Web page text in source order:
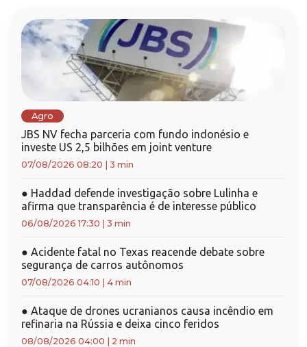
Agro
JBS NV fecha parceria com fundo indonésio e
investe US 2,5 bilhões em joint venture
07/08/2026 08:20 3 min
● Haddad defende investigação sobre Lulinha e
afirma que transparência é de interesse público
06/08/2026 17:30 3 min
● Acidente fatal no Texas reacende debate sobre
segurança de carros autônomos
07/08/2026 04:10 4 min
● Ataque de drones ucranianos causa incêndio em
refinaria na Rússia e deixa cinco feridos
08/08/2026 04:00 2 min